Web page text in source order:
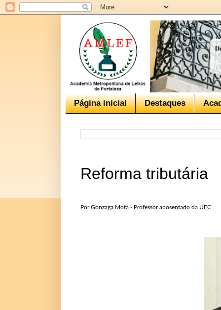
Página inicial Destaques
Reforma tributária
PorGonzaga Mota - Professor aposentado da UFC